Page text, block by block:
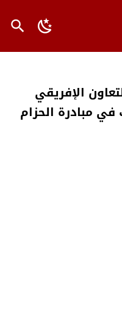
التعاون الإفريقي
في مبادرة الحزام